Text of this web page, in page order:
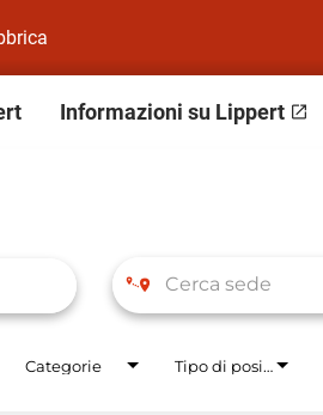
Informazioni su Lippert
Categorie Tipo di posizione